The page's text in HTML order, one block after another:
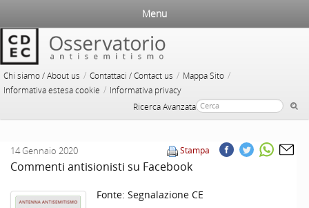
Chi siamo / About us / Contattaci / Contact us / Mappa Sito /
Informativa estesa cookie / Informativa privacy
Ricerca Avanzata
Menu
Stampa
14 Gennaio 2020
Commenti antisionisti su Facebook
Fonte: Segnalazione CE